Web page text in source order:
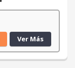
Ver Más